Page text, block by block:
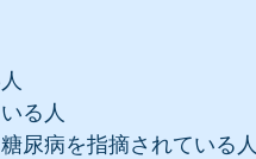
る人
尿病を指摘されている人